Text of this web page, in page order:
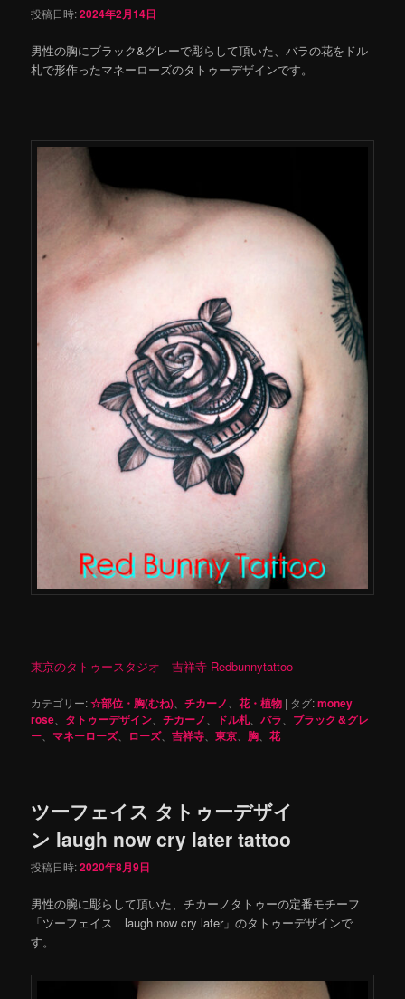
投稿日時:2024年2月14日
男性の胸にブラック&グレーで彫らして頂いた、バラの花をドル
札で形作ったマネーローズのタトゥーデザインです。
東京のタトゥースタジオ 吉祥寺 Redbunnytattoo
カテゴリー:☆部位・胸(むね)、チカーノ、花・植物 | タグ:money
rose、 タトゥーデザイン、チカーノ、 ドル札、バラ、 ブラック＆グレ
ー、 マネーローズ、 ローズ、吉祥寺、東京、胸、花
ツーフェイス タトゥーデザイ
ン laugh now cry later tattoo
投稿日時:2020年8月9日
男性の腕に彫らして頂いた、チカーノタトゥーの定番モチーフ
「ツーフェイス laugh now cry later」のタトゥーデザインで
す。